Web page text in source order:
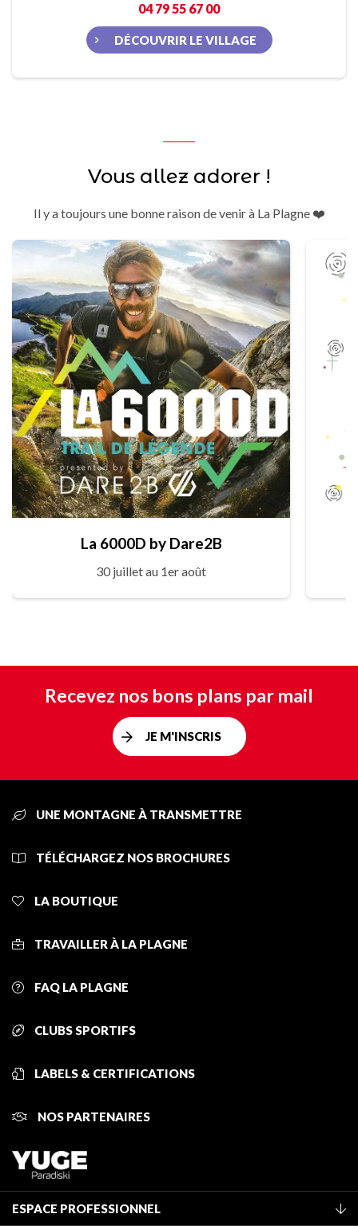
04 79 55 67 00
DÉCOUVRIR LE VILLAGE
Vous allez adorer !
Il y a toujours une bonne raison de venir à La Plagne ❤️
La 6000D by Dare2B
30 juillet au 1er août
Recevez nos bons plans par mail
JE M'INSCRIS
UNE MONTAGNE À TRANSMETTRE
TÉLÉCHARGEZ NOS BROCHURES
LA BOUTIQUE
TRAVAILLER À LA PLAGNE
FAQ LA PLAGNE
CLUBS SPORTIFS
LABELS & CERTIFICATIONS
NOS PARTENAIRES
ESPACE PROFESSIONNEL